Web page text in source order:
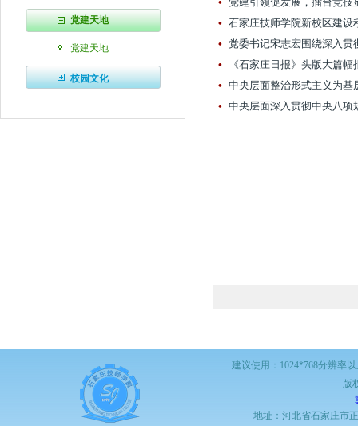
党建天地
党建天地
校园文化
建议使用：1024*768分辨率
版
地址：河北省石家庄市